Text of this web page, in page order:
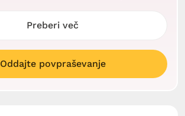
Preberi več
Oddajte povpraševanje